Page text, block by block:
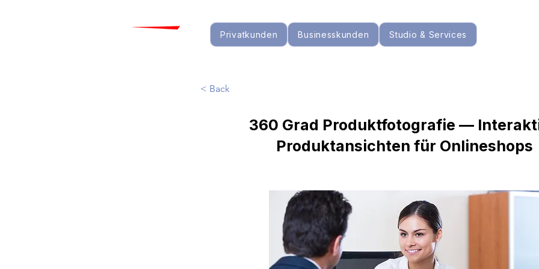
Privatkunden Businesskunden Studio & Services
< Back
360 Grad Produktfotografie —
Produktansichten für Onlineshops